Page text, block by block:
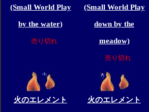
(Small World Play
by the water)
売り切れ
(Small World Play
down by the
meadow)
売り切れ
火のエレメント 火のエレメント